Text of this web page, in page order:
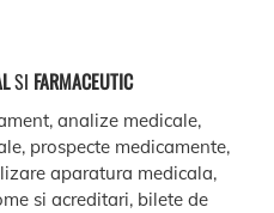
SI FARMACEUTIC
analize medicale,
prospecte medicamente,
aparatura medicala,
si acreditari, bilete de